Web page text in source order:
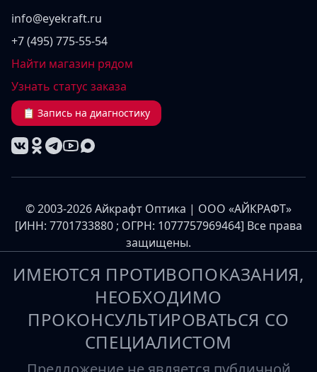
info@eyekraft.ru
+7 (495) 775-55-54
Найти магазин рядом
Узнать статус заказа
📋 Запись на диагностику
© 2003-2026 Айкрафт Оптика | ООО «АЙКРАФТ»
[ИНН: 7701733880 ; ОГРН: 1077757969464] Все права
защищены.
ИМЕЮТСЯ ПРОТИВОПОКАЗАНИЯ,
НЕОБХОДИМО
ПРОКОНСУЛЬТИРОВАТЬСЯ СО
СПЕЦИАЛИСТОМ